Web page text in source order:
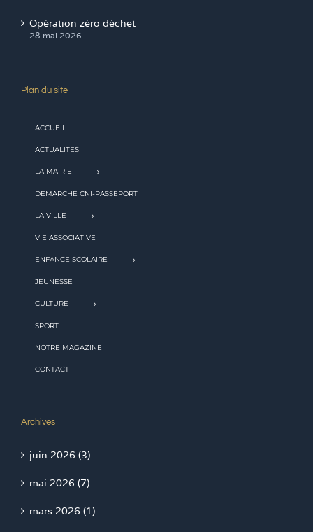
Opération zéro déchet
28 mai 2026
Plan du site
ACCUEIL
ACTUALITES
LA MAIRIE
DEMARCHE CNI-PASSEPORT
LA VILLE
VIE ASSOCIATIVE
ENFANCE SCOLAIRE
JEUNESSE
CULTURE
SPORT
NOTRE MAGAZINE
CONTACT
Archives
juin 2026 (3)
mai 2026 (7)
mars 2026 (1)